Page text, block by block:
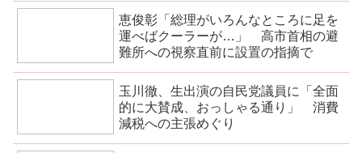
恵俊彰「総理がいろんなところに足を
運べばクーラーが…」 高市首相の避
難所への視察直前に設置の指摘で
玉川徹、生出演の自民党議員に「全面
的に大賛成、おっしゃる通り」 消費
減税への主張めぐり